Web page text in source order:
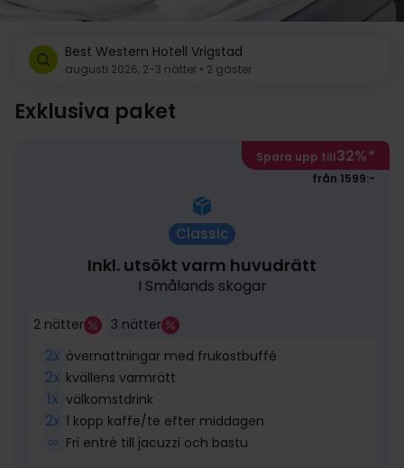
Best Western Hotell Vrigstad
augusti 2026, 2-3 nätter • 2 gäster
Exklusiva paket
Spara upp till32%*
från 1599:-
Classic
Inkl. utsökt varm huvudrätt
I Smålands skogar
2 nätter 3 nätter
2x övernattningar med frukostbuffé
2x kvällens varmrätt
1x välkomstdrink
2x 1 kopp kaffe/te efter middagen
∞ Fri entré till jacuzzi och bastu